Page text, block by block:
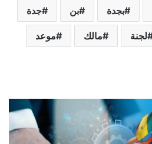
بجدة بن جدة
لجنة مالك موعد